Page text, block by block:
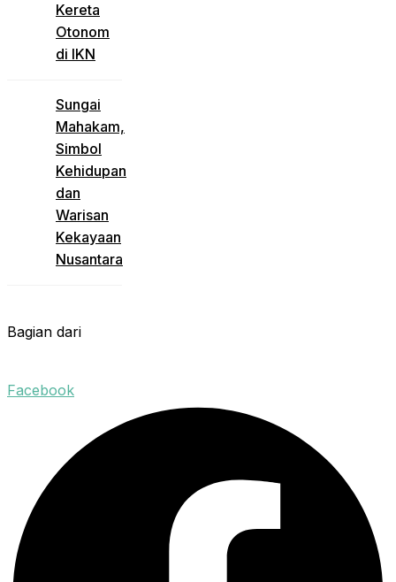
Kereta
Otonom
di IKN
Sungai
Mahakam,
Simbol
Kehidupan
dan
Warisan
Kekayaan
Nusantara
Bagian dari
Facebook